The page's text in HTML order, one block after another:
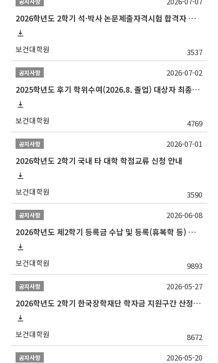
2026학년도 2학기 석·박사 논문제출자격시험 합격자 공고(TSQ Exam Result)
보건대학원 3537
공지사항
2025학년도 후기 학위수여(2026.8. 졸업) 대상자 최종인준 논문 제출 안내
보건대학원 4769
2026-07-02
공지사항
2026학년도 2학기 국내 타 대학 학점교류 신청 안내
보건대학원 3590
2026-07-01
공지사항
2026학년도 제2학기 등록금 수납 및 등록(휴복학 등) 일정 안내
보건대학원 9893
2026-06-08
공지사항
2026학년도 2학기 한국장학재단 학자금 지원구간 산정 신청 안내
보건대학원 8672
2026-05-27
공지사항 2026-05-20